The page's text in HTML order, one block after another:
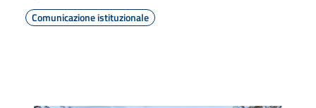
Comunicazione istituzionale